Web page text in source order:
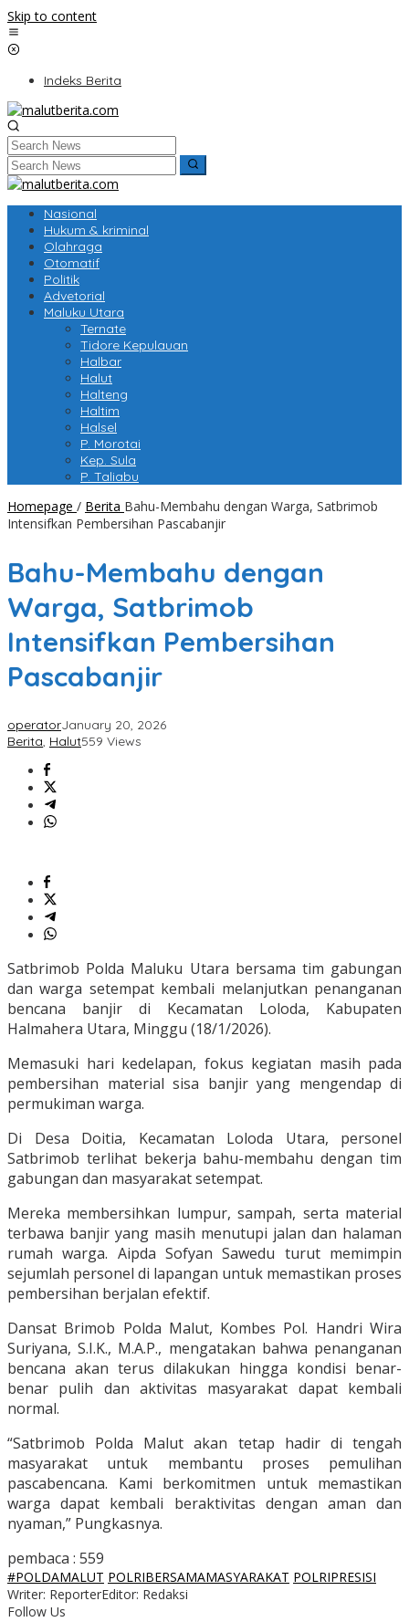
Skip to content
Indeks Berita
Nasional
Hukum & kriminal
Olahraga
Otomatif
Politik
Advetorial
Maluku Utara
Ternate
Tidore Kepulauan
Halbar
Halut
Halteng
Haltim
Halsel
P. Morotai
Kep. Sula
P. Taliabu
Homepage / Berita Bahu-Membahu dengan Warga, Satbrimob
Intensifkan Pembersihan Pascabanjir
Bahu-Membahu dengan
Warga, Satbrimob
Intensifkan Pembersihan
Pascabanjir
operatorJanuary 20, 2026
Berita, Halut559 Views
Satbrimob Polda Maluku Utara bersama tim gabungan
dan warga setempat kembali melanjutkan penanganan
bencana banjir di Kecamatan Loloda, Kabupaten
Halmahera Utara, Minggu (18/1/2026).
Memasuki hari kedelapan, fokus kegiatan masih pada
pembersihan material sisa banjir yang mengendap di
permukiman warga.
Di Desa Doitia, Kecamatan Loloda Utara, personel
Satbrimob terlihat bekerja bahu-membahu dengan tim
gabungan dan masyarakat setempat.
Mereka membersihkan lumpur, sampah, serta material
terbawa banjir yang masih menutupi jalan dan halaman
rumah warga. Aipda Sofyan Sawedu turut memimpin
sejumlah personel di lapangan untuk memastikan proses
pembersihan berjalan efektif.
Dansat Brimob Polda Malut, Kombes Pol. Handri Wira
Suriyana, S.I.K., M.A.P., mengatakan bahwa penanganan
bencana akan terus dilakukan hingga kondisi benar-
benar pulih dan aktivitas masyarakat dapat kembali
normal.
“Satbrimob Polda Malut akan tetap hadir di tengah
masyarakat untuk membantu proses pemulihan
pascabencana. Kami berkomitmen untuk memastikan
warga dapat kembali beraktivitas dengan aman dan
nyaman,” Pungkasnya.
pembaca : 559
#POLDAMALUT POLRIBERSAMAMASYARAKAT POLRIPRESISI
Writer: ReporterEditor: Redaksi
Follow Us